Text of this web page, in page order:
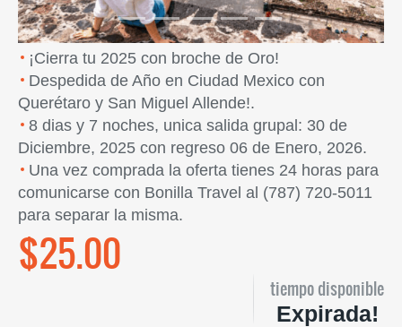
¡Cierra tu 2025 con broche de Oro!
Despedida de Año en Ciudad Mexico con
Querétaro y San Miguel Allende!.
8 dias y 7 noches, unica salida grupal: 30 de
Diciembre, 2025 con regreso 06 de Enero, 2026.
Una vez comprada la oferta tienes 24 horas para
comunicarse con Bonilla Travel al (787) 720-5011
para separar la misma.
$25.00
tiempo disponible
Expirada!